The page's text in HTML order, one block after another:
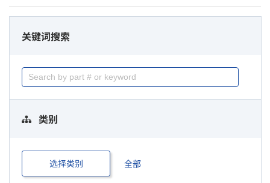
关键词搜索
类别
选择类别 全部